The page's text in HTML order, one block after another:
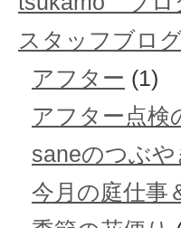
スタッフブロ
アフター (1)
アフター点検
saneのつぶや
今月の庭仕事